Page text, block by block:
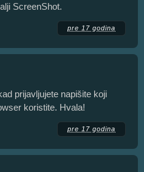
ScreenShot.
pre 17 godina
prijavljujete napišite koji
koristite. Hvala!
pre 17 godina